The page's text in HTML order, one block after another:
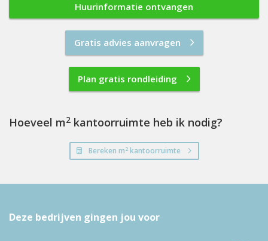
Huurinformatie ontvangen
Gratis advies aanvragen
Plan gratis rondleiding
Hoeveel m2 kantoorruimte heb ik nodig?
Bereken m2kantoorruimte
Deze bedrijven gingen jou voor